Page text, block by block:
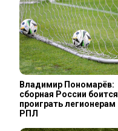
Владимир Пономарёв:
сборная России боится
проиграть легионерам
РПЛ